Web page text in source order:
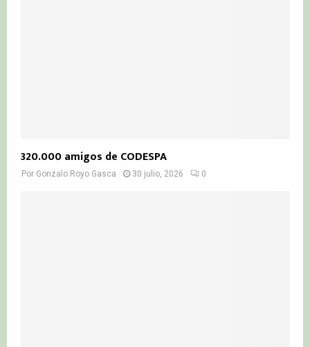
320.000 amigos de CODESPA
Por Gonzalo Royo Gasca 30 julio, 2026 0